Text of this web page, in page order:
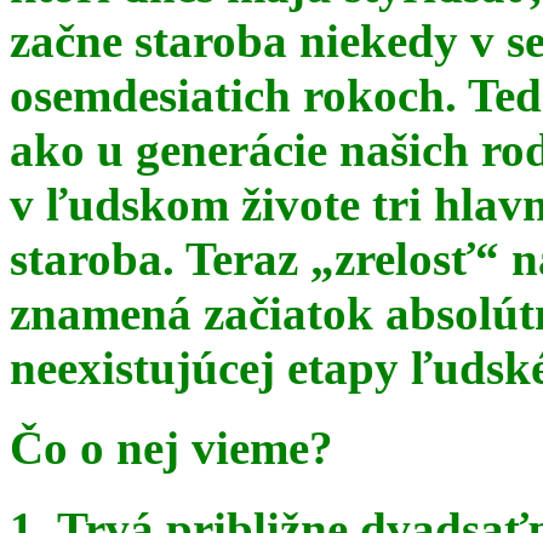
začne staroba niekedy v
osemdesiatich rokoch.
ako u generácie našich
v ľudskom živote tri
staroba. Teraz „zrelosť“
znamená začiatok
neexistujúcej etapy
Čo o nej vieme?